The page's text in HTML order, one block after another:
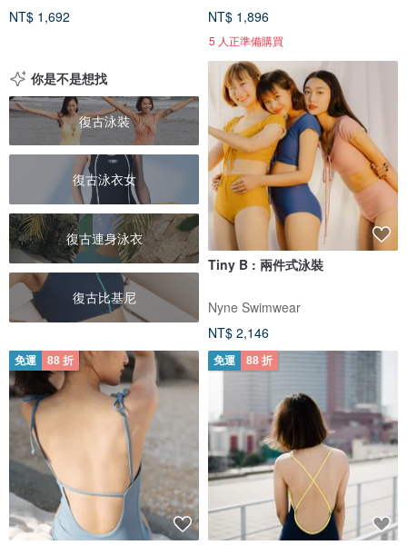
NT$ 1,692
NT$ 1,896
5 人正準備購買
你是不是想找
復古泳裝
復古泳衣女
復古連身泳衣
復古比基尼
Tiny B : 兩件式泳裝
Nyne Swimwear
NT$ 2,146
免運 88 折 免運 88 折